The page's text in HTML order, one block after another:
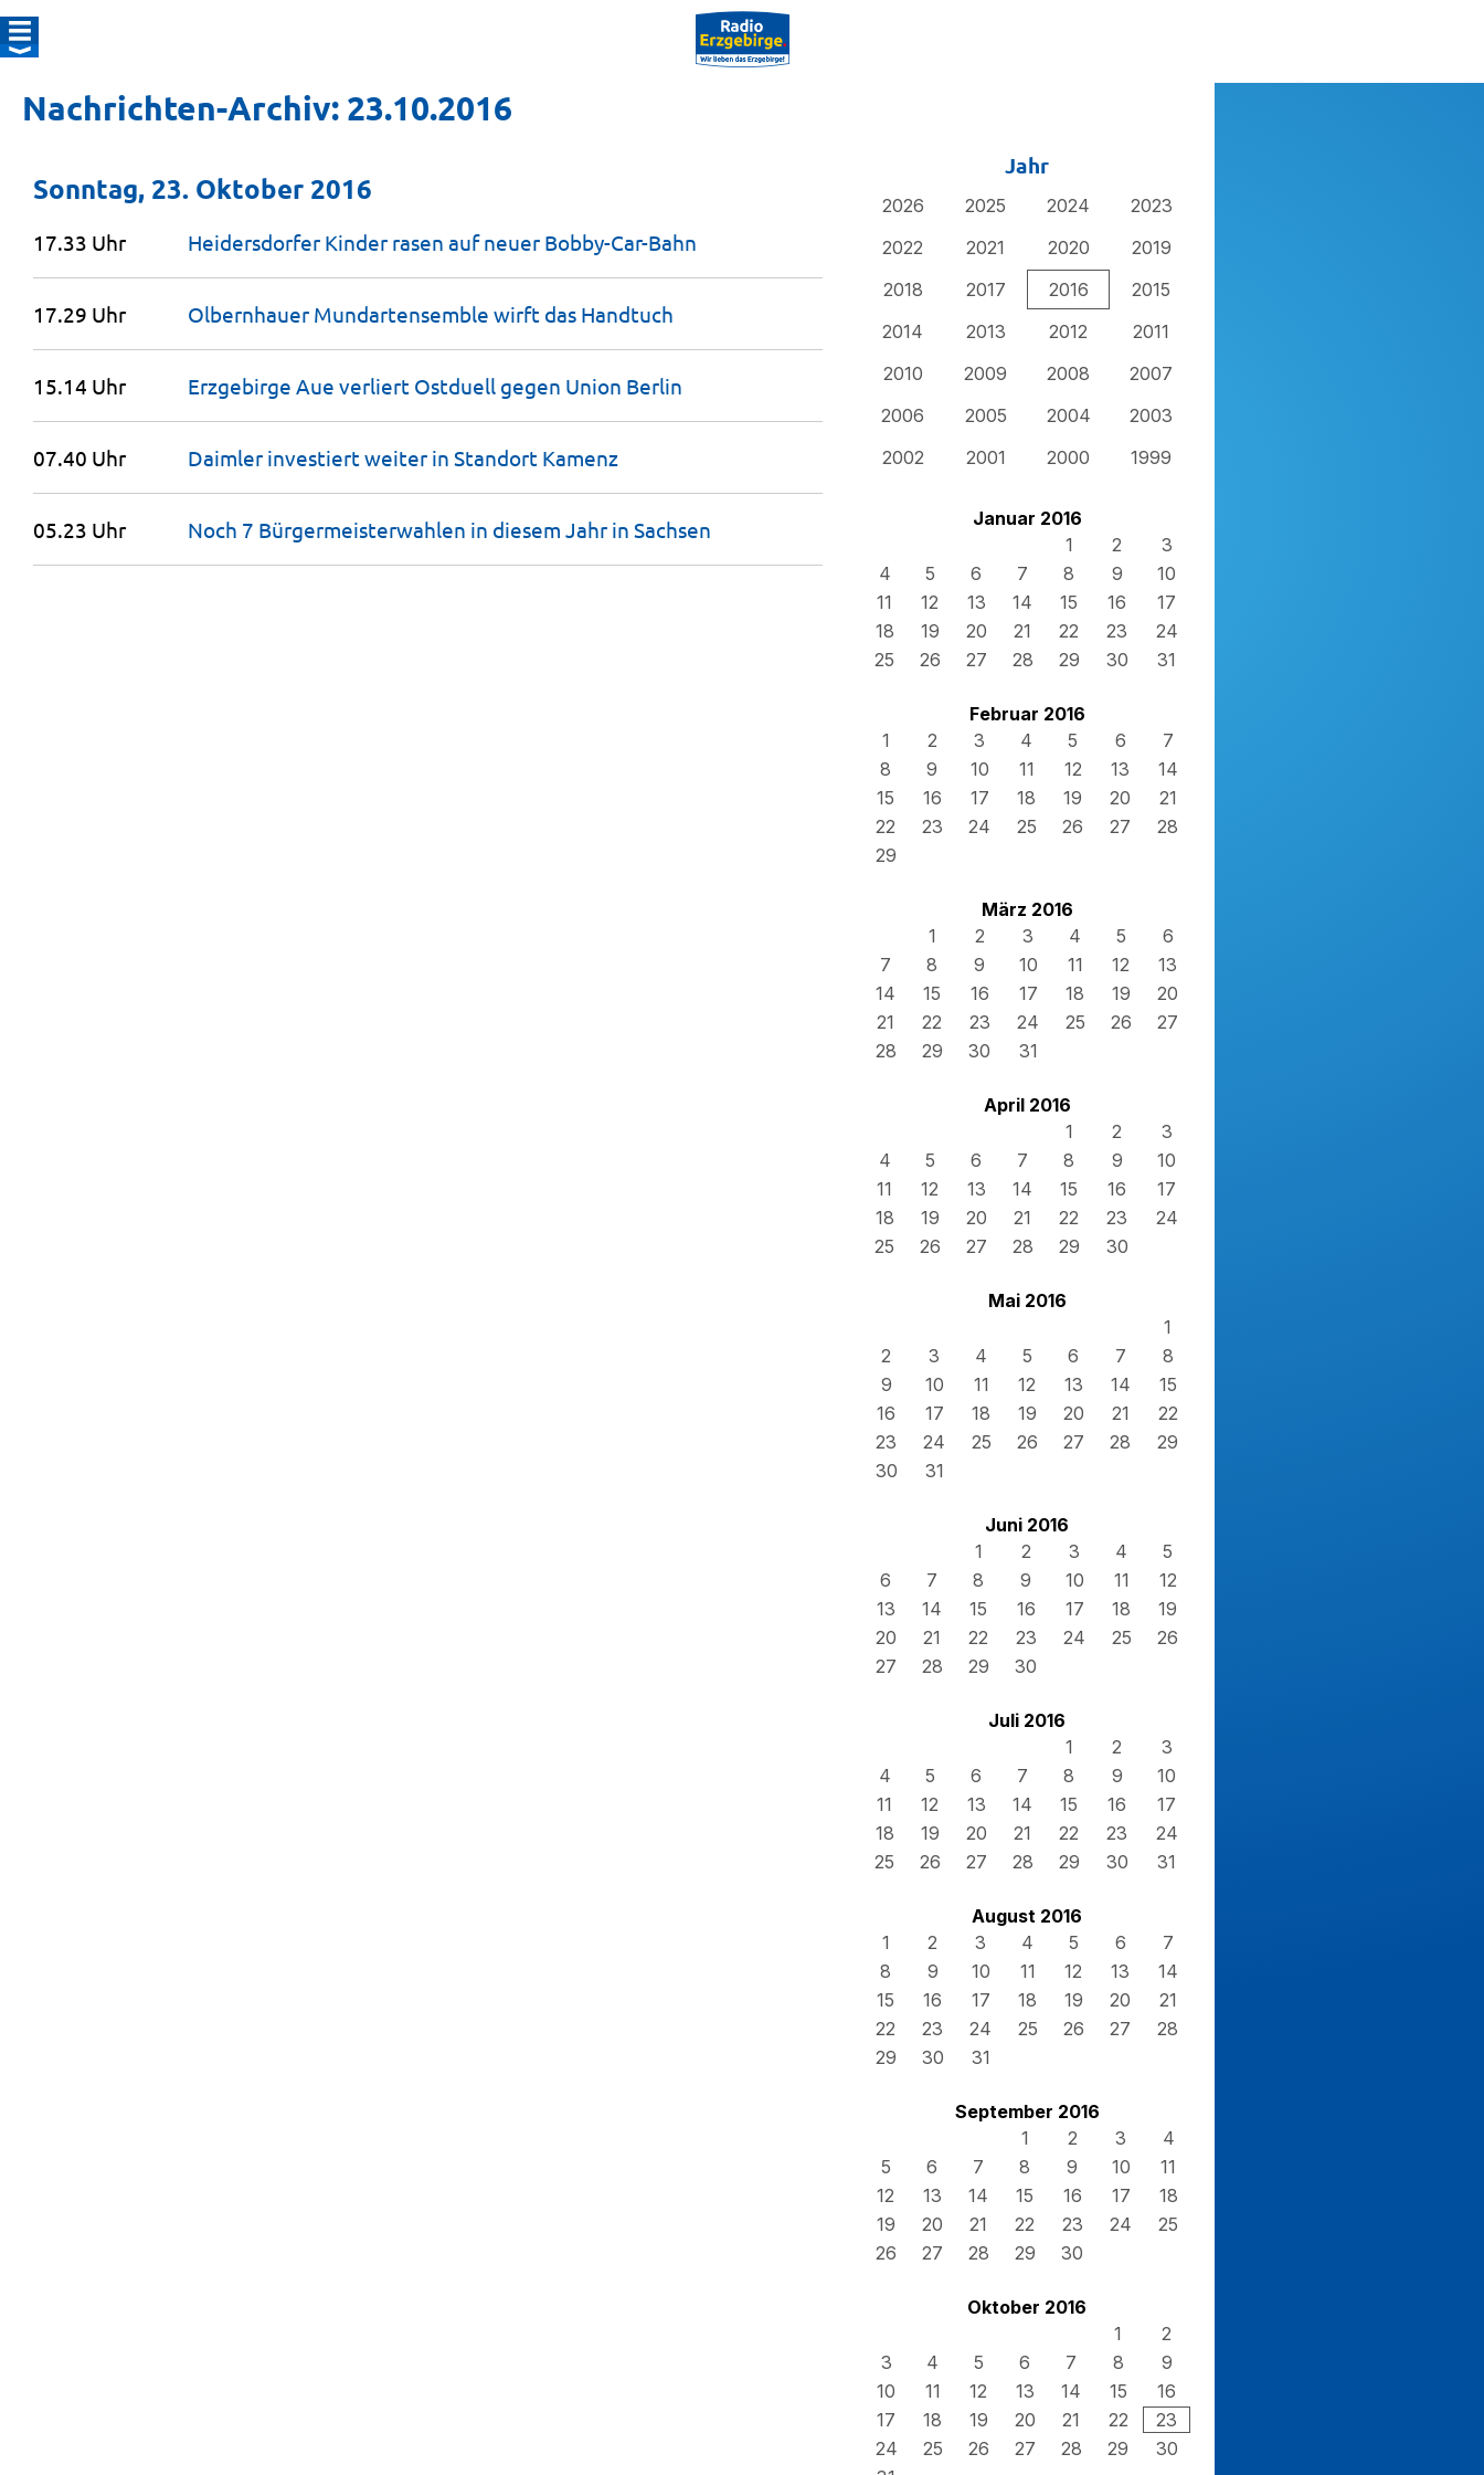
Nachrichten-Archiv: 23.10.2016
Jahr
2026 2025 2024
2023
2022
2021 2020
2019
2018
2017 2016
2015
2014
2013 2012
2011
2010
2009 2008
2007
2006
2005 2004
2003
2002
2001 2000 1999
Januar 2016
1
2
3
4
5 6 7 8 9
10
11
12 13 14 15 16
17
18
19 20 21 22 23
24
25
26 27 28 29 30 31
Februar 2016
1
2 3 4 5 6
7
8
9 10 11 12 13
14
15
16 17 18 19 20
21
22
23 24 25 26 27
28
29
März 2016
1
2 3 4 5
6
7
8 9 10 11 12
13
14
15 16 17 18 19
20
21
22 23 24 25 26
27
28
29 30 31
April 2016
1
2
3
4
5 6 7 8 9
10
11
12 13 14 15 16
17
18
19 20 21 22 23
24
25
26 27 28 29 30
Mai 2016
1
2
3 4 5 6 7
8
9
10 11 12 13 14
15
16
17 18 19 20 21
22
23
24 25 26 27 28
29
30
31
Juni 2016
1
2 3 4
5
6
7 8 9 10 11
12
13
14 15 16 17 18
19
20
21 22 23 24 25
26
27
28 29 30
Juli 2016
1
2
3
4
5 6 7 8 9
10
11
12 13 14 15 16
17
18
19 20 21 22 23
24
25
26 27 28 29 30 31
August 2016
1
2 3 4 5 6
7
8
9 10 11 12 13
14
15
16 17 18 19 20
21
22
23 24 25 26 27
28
29
30 31
September 2016
1
2 3
4
5
6 7 8 9 10
11
12
13 14 15 16 17
18
19
20 21 22 23 24
25
26
27 28 29 30
Oktober 2016
1
2
3
4 5 6 7 8
9
10
11 12 13 14 15
16
17
18 19 20 21 22
23
24
25 26 27 28 29
30
Sonntag, 23. Oktober 2016
17.33 Uhr Heidersdorfer Kinder rasen auf neuer Bobby-Car-Bahn
17.29 Uhr Olbernhauer Mundartensemble wirft das Handtuch
15.14 Uhr Erzgebirge Aue verliert Ostduell gegen Union Berlin
07.40 Uhr Daimler investiert weiter in Standort Kamenz
05.23 Uhr Noch 7 Bürgermeis­terwahlen in diesem Jahr in Sachsen